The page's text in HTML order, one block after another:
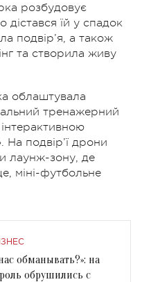
розбудовує
дістався їй у спадок
подвір’я, а також
та створила живу
облаштувала
тренажерний
На подвір’ї дрони
лаунж-зону, де
міні-футбольне
обманывать?»: на
обрушились с